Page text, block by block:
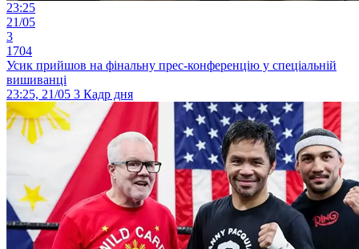
23:25
21/05
3
1704
Усик прийшов на фінальну прес-конференцію у спеціальній
вишиванці
23:25, 21/05 3 Кадр дня